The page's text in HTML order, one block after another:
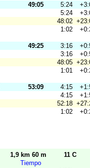
49:05 5:24
5:24
48:02
1:02
49:25 3:16
3:16
48:05
1:01
53:09 4:15
4:15
52:18
1:02
1,9 km 60 m
11 C
Tiempo